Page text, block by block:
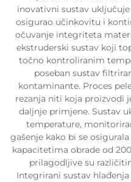
inovativni sustav
osigurao učinkovitu i
očuvanje integriteta
ekstruderski sustav koji
točno kontroliranim
poseban sustav
kontaminante. Proces
rezanja niti koja proizvodi
daljnje primjene. Sustav
temperature,
gašenje kako bi se
kapacitetima obrade od
prilagodljive su
Integrirani sustav